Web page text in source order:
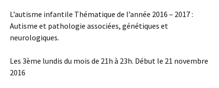
L’autisme infantile Thématique de l’année 2016 – 2017 :
Autisme et pathologie associées, génétiques et
neurologiques.
Les 3ème lundis du mois de 21h à 23h. Début le 21 novembre
2016